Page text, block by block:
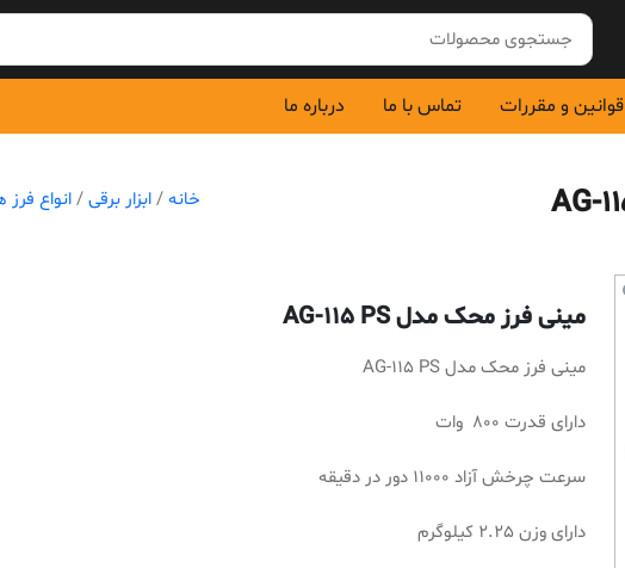
قوانین و مقررات تماس با ما درباره ما
خانه /ابزار برقی /انواع فرز
مینی فرز محک مدل AG-115 PS
مینی فرز محک مدل AG-115 PS
دارای قدرت 800 وات
سرعت چرخش آزاد 11000 دور در دقیقه
دارای وزن 2.25 کیلوگرم